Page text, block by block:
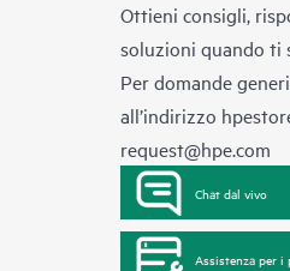
Ottieni consigli,
soluzioni quando ti
Per domande
all’indirizzo
request@hpe.com
Chat dal vivo
Assistenza per